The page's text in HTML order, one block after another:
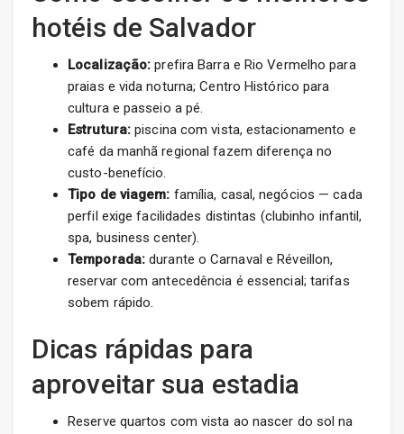
hotéis de Salvador
Localização: prefira Barra e Rio Vermelho para
praias e vida noturna; Centro Histórico para
cultura e passeio a pé.
Estrutura: piscina com vista, estacionamento e
café da manhã regional fazem diferença no
custo-benefício.
Tipo de viagem: família, casal, negócios — cada
perfil exige facilidades distintas (clubinho infantil,
spa, business center).
Temporada: durante o Carnaval e Réveillon,
reservar com antecedência é essencial; tarifas
sobem rápido.
Dicas rápidas para
aproveitar sua estadia
Reserve quartos com vista ao nascer do sol na